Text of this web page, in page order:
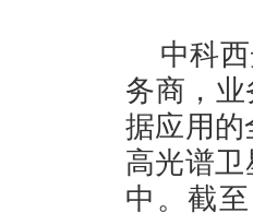
中科
务商，
据应用的
高光谱
中。截